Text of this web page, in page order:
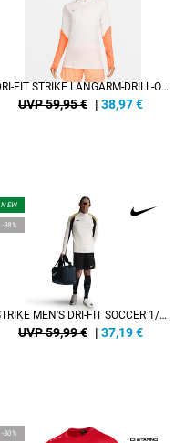
DRI-FIT STRIKE LANGARM-DRILL-OBERTEIL FÜR DAMEN
UVP 59,95 € | 38,97€
NEW
-38%
STRIKE MEN'S DRI-FIT SOCCER 1/2-ZIP DRILL TOP
UVP 59,99 € | 37,19€
-30%